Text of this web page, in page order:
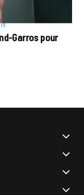
Garros pour